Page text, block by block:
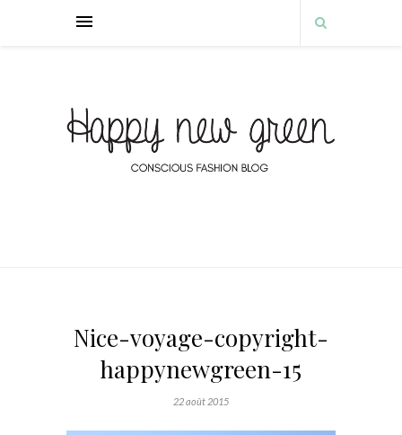
Nice-voyage-copyright-
happynewgreen-15
22 août 2015